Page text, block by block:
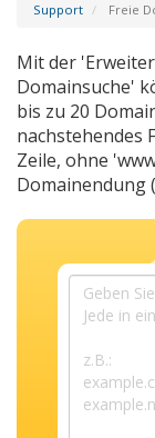
Support Freie
Mit der
Domainsuche'
bis zu 20
nachstehendes
Zeile, ohne
Domainendung